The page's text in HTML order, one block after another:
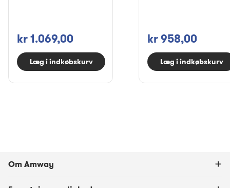
kr 1.069,00
Læg i indkøbskurv
kr 958,00
Læg i indkøbskurv
Om Amway